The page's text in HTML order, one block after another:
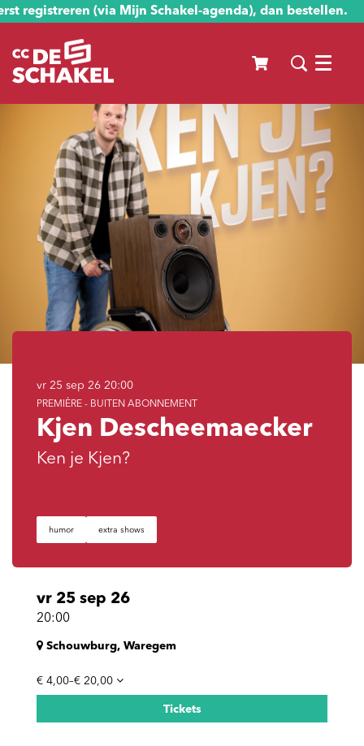
registreren (via Mijn Schakel-agenda), dan bestellen.
Menu
Kjen Descheemaecker
Ken je Kjen?
PREMIÈRE - BUITEN ABONNEMENT
vr 25 sep 26 20:00
humor extra shows
vr 25 sep 26
20:00
Schouwburg, Waregem
€ 4,00–€ 20,00
Tickets